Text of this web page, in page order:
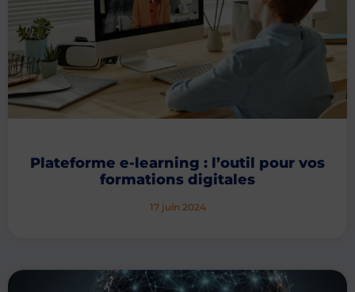
Plateforme e-learning : l’outil pour vos
formations digitales
17 juin 2024